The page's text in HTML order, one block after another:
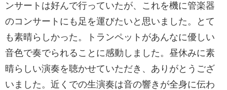
ンサートは好んで行っていたが、これを機に管楽器
のコンサートにも足を運びたいと思いました。とて
も素晴らしかった。トランペットがあんなに優しい
音色で奏でられることに感動しました。昼休みに素
晴らしい演奏を聴かせていただき、ありがとうござ
いました。近くでの生演奏は音の響きが全身に伝わ